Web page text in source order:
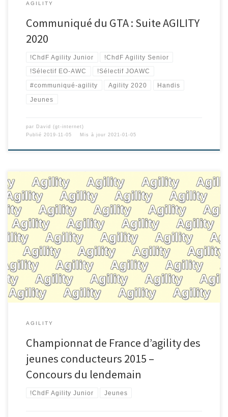
AGILITY
Communiqué du GTA : Suite AGILITY
2020
!ChdF Agility Junior !ChdF Agility Senior
!Sélectif EO-AWC !Sélectif JOAWC
#communiqué-agility Agility 2020 Handis
Jeunes
par David (gt-internet)
Publié 2019-11-05 Mis à jour 2021-01-05
AGILITY
Championnat de France d’agility des
jeunes conducteurs 2015 –
Concours du lendemain
!ChdF Agility Junior Jeunes